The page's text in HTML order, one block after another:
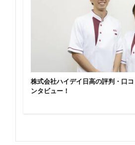
株式会社ハイデイ日高の評判・口
ンタビュー！